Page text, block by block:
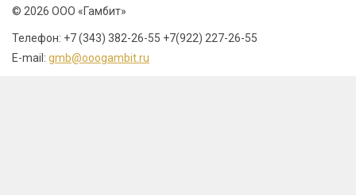
© 2026 ООО «Гамбит»
Телефон: +7 (343) 382-26-55 +7(922) 227-26-55
E-mail: gmb@ooogambit.ru